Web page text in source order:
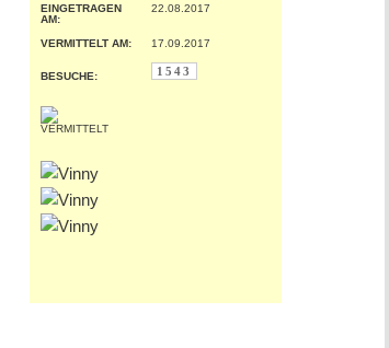
EINGETRAGEN
AM:
22.08.2017
VERMITTELT AM: 17.09.2017
BESUCHE: 1543